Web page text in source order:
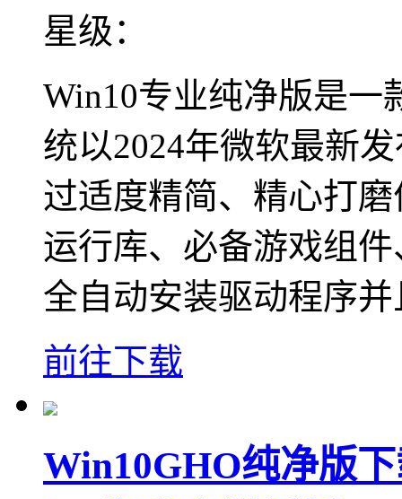
星级：
Win10专业纯净版是一
统以2024年微软最新
过适度精简、精心打
运行库、必备游戏组
全自动安装驱动程序
前往下载
Win10GHO纯净版